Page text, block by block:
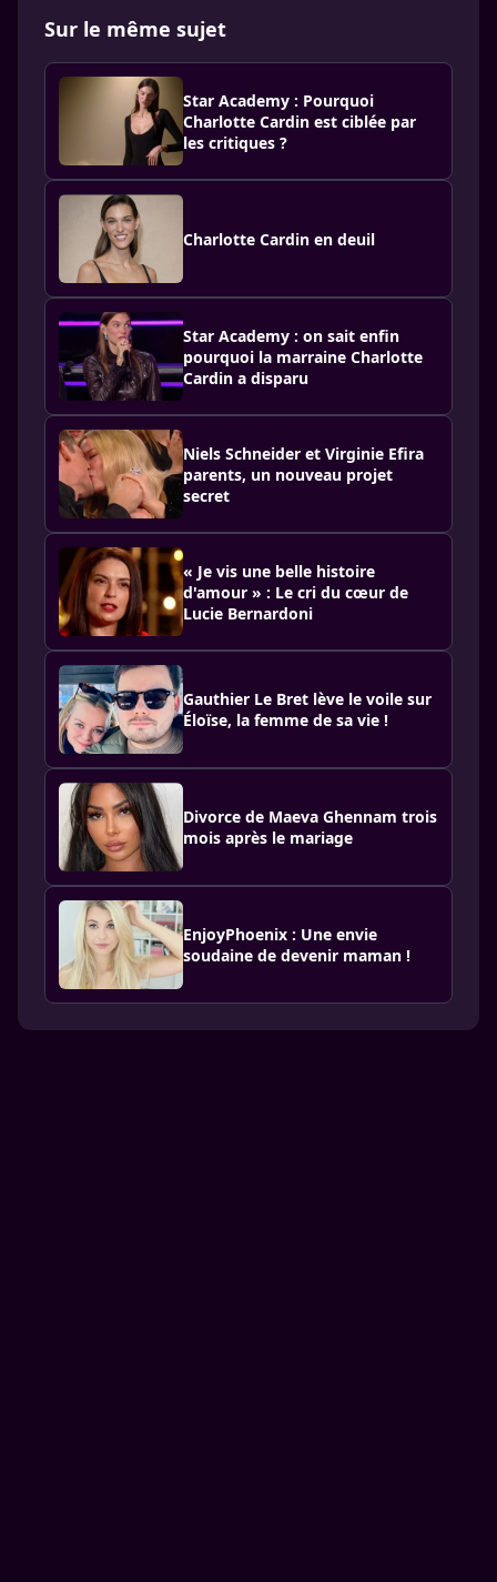
Sur le même sujet
Star Academy : Pourquoi
Charlotte Cardin est ciblée par
les critiques ?
Charlotte Cardin en deuil
Star Academy : on sait enfin
pourquoi la marraine Charlotte
Cardin a disparu
Niels Schneider et Virginie Efira
parents, un nouveau projet
secret
« Je vis une belle histoire
d'amour » : Le cri du cœur de
Lucie Bernardoni
Gauthier Le Bret lève le voile sur
Éloïse, la femme de sa vie !
Divorce de Maeva Ghennam trois
mois après le mariage
EnjoyPhoenix : Une envie
soudaine de devenir maman !